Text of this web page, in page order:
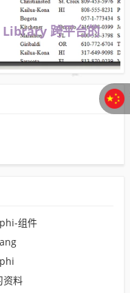
跨平台的
组件
资料